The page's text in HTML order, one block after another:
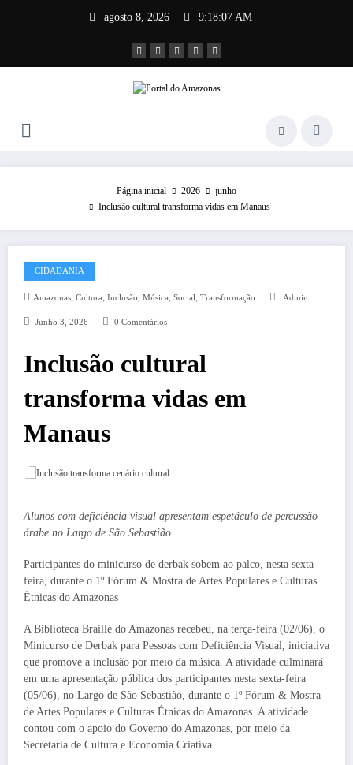
agosto 8, 2026 9:18:08 AM
Página inicial 2026
junho
Inclusão cultural transforma vidas em Manaus
CIDADANIA
Amazonas, Cultura, Inclusão, Música, Social, Transformação Admin
Junho 3, 2026 0 Comentários
Inclusão cultural
transforma vidas em
Manaus
Alunos com deficiência visual apresentam espetáculo de percussão
árabe no Largo de São Sebastião
Participantes do minicurso de derbak sobem ao palco, nesta sexta-
feira, durante o 1º Fórum & Mostra de Artes Populares e Culturas
Étnicas do Amazonas
A Biblioteca Braille do Amazonas recebeu, na terça-feira (02/06), o
Minicurso de Derbak para Pessoas com Deficiência Visual, iniciativa
que promove a inclusão por meio da música. A atividade culminará
em uma apresentação pública dos participantes nesta sexta-feira
(05/06), no Largo de São Sebastião, durante o 1º Fórum & Mostra
de Artes Populares e Culturas Étnicas do Amazonas. A atividade
contou com o apoio do Governo do Amazonas, por meio da
Secretaria de Cultura e Economia Criativa.